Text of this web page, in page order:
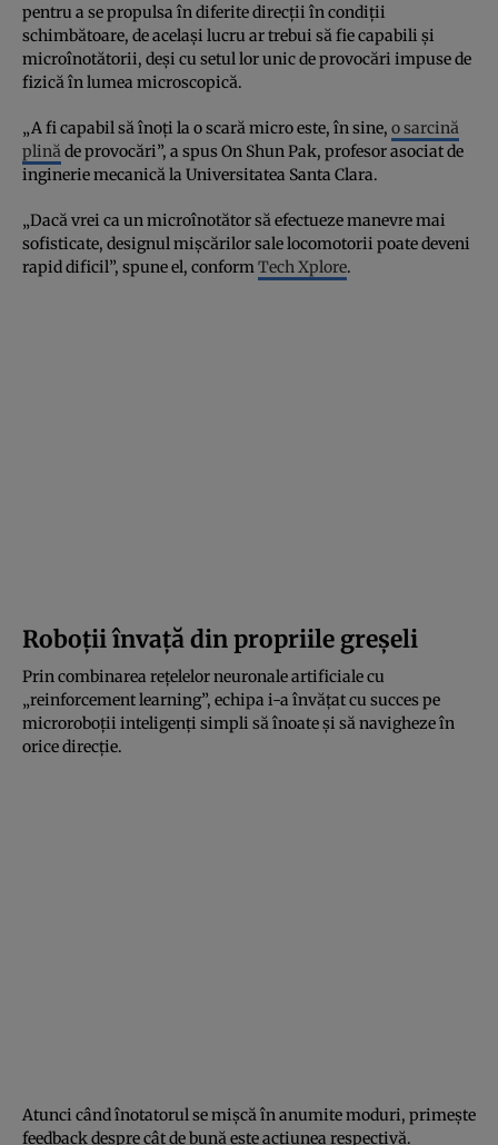
pentru a se propulsa în diferite direcții în condiții
schimbătoare, de același lucru ar trebui să fie capabili și
microînotătorii, deși cu setul lor unic de provocări impuse de
fizică în lumea microscopică.
„A fi capabil să înoți la o scară micro este, în sine, o sarcină
plinăde provocări”, a spus On Shun Pak, profesor asociat de
inginerie mecanică la Universitatea Santa Clara.
„Dacă vrei ca un microînotător să efectueze manevre mai
sofisticate, designul mișcărilor sale locomotorii poate deveni
rapid dificil”, spune el, conformTech Xplore.
Roboții învață din propriile greșeli
Prin combinarea rețelelor neuronale artificiale cu
„reinforcement learning”, echipa i-a învățat cu succes pe
microroboții inteligenți simpli să înoate și să navigheze în
orice direcție.
Atunci când înotatorul se mișcă în anumite moduri, primește
feedback despre cât de bună este acțiunea respectivă.